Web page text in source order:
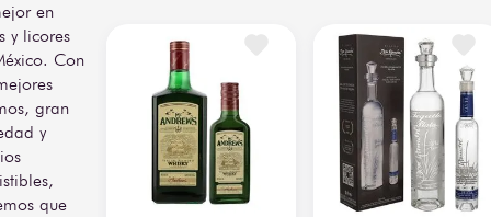
en
y licores
Con
gran
y
que